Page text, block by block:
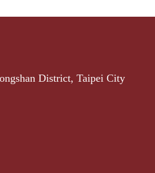
District, Taipei City